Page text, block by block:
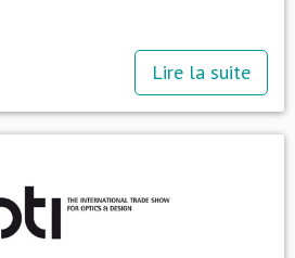
Lire la suite